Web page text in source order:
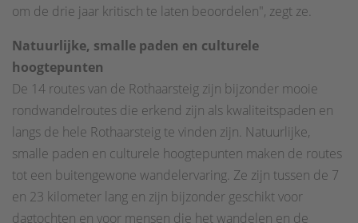
om de drie jaar kritisch te laten beoordelen", zegt ze.
Natuurlijke, smalle paden en culturele
hoogtepunten
De 14 routes van de Rothaarsteig zijn bijzonder mooie
rondwandelroutes die erkend zijn als kwaliteitspaden en
langs de hele Rothaarsteig te vinden zijn. Natuurlijke,
smalle paden en culturele hoogtepunten maken de routes
tot een buitengewone wandelervaring. Ze zijn tussen de 7
en 23 kilometer lang en zijn bijzonder geschikt voor
dagtochten en voor mensen die het wandelen en de